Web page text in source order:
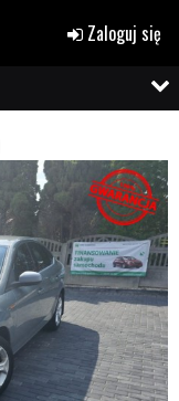
Zaloguj się